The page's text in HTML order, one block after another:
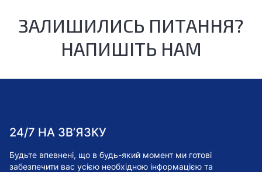
ЗАЛИШИЛИСЬ ПИТАННЯ?
НАПИШІТЬ НАМ
24/7 НА ЗВ’ЯЗКУ
Будьте впевнені, що в будь-який момент ми готові
забезпечити вас усією необхідною інформацією та